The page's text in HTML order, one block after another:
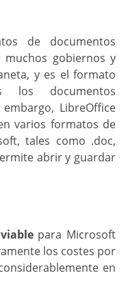
de documentos
muchos gobiernos y
y es el formato
los documentos
LibreOffice
varios formatos de
tales como .doc,
abrir y guardar
para Microsoft
los costes por
en